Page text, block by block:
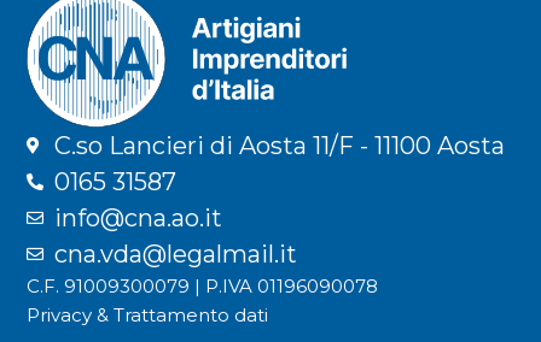
C.so Lancieri di Aosta 11/F - 11100 Aosta
0165 31587
info@cna.ao.it
cna.vda@legalmail.it
C.F. 91009300079 | P.IVA 01196090078
Privacy & Trattamento dati